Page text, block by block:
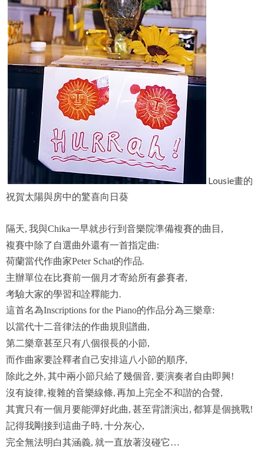
Lousie畫的
祝賀太陽與房中的驚喜向日葵
隔天, 我與Chika一早就步行到音樂院準備複賽的曲目 ,
複賽中除了自選曲外還有一首指定曲:
荷蘭當代作曲家Peter Schat的作品.
主辦單位在比賽前一個月才寄給所有參賽者,
考驗大家的學習和詮釋能力.
這首名為Inscriptions for the Piano的作品分為三樂章:
以當代十二音律法的作曲規則譜曲,
第二樂章甚至只有八個很長的小節,
而作曲家要詮釋者自己安排這八小節的順序,
除此之外, 其中兩小節只給了幾個音, 要演奏者自由即興!
沒有旋律,複雜的音樂線條,再加上完全不和諧的合聲,
其實只有一個月要能彈好此曲, 甚至背譜演出, 都算是個挑戰!
記得我剛接到這曲子時, 十分灰心,
完全無法明白其涵義, 就一直放著沒碰它…